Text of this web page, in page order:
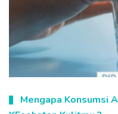
Mengapa Konsumsi